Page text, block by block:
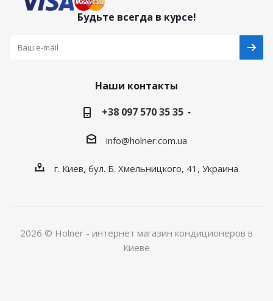
Будьте всегда в курсе!
Наши контакты
+38 097 570 35 35
info@holner.com.ua
г. Киев, бул. Б. Хмельницкого, 41, Украина
2026 © Holner - интернет магазин кондиционеров в
Киеве